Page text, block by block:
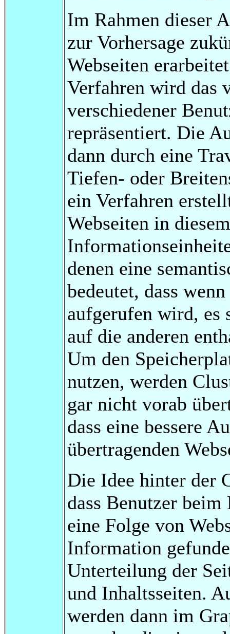
Im Rahmen dieser
zur Vorhersage
Webseiten
Verfahren wird das
verschiedener
repräsentiert. Die
dann durch eine
Tiefen- oder
ein Verfahren
Webseiten in
denen eine
bedeutet, dass
aufgerufen wird, es
auf die anderen
Um den
nutzen, werden
gar nicht vorab
dass eine bessere
übertragenden
Die Idee hinter der
dass Benutzer
eine Folge von
Information
Unterteilung der
und Inhaltsseiten.
werden dann im